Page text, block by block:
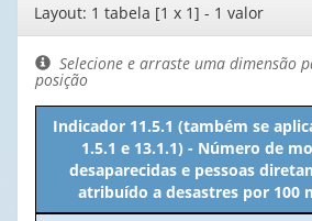
Editor
de
layout
Layout: 1 tabela [1 x 1] - 1 valor
Selecione e arraste uma dimensão
posição
Indicador 11.5.1 (também se
1.5.1 e 13.1.1) - Número de
desaparecidas e pessoas
atribuído a desastres por 100